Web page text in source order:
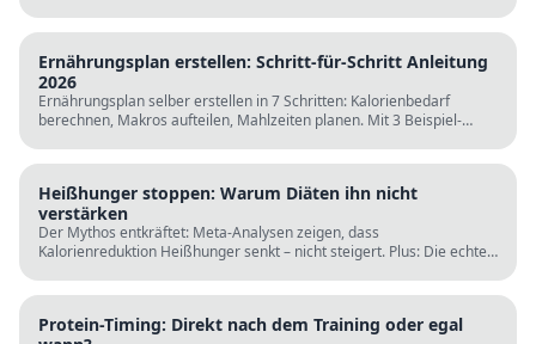
Ernährungsplan erstellen: Schritt-für-Schritt Anleitung
2026
Ernährungsplan selber erstellen in 7 Schritten: Kalorienbedarf
berechnen, Makros aufteilen, Mahlzeiten planen. Mit 3 Beispiel-
Heißhunger stoppen: Warum Diäten ihn nicht
verstärken
Der Mythos entkräftet: Meta-Analysen zeigen, dass
Kalorienreduktion Heißhunger senkt – nicht steigert. Plus: Die echten
Protein-Timing: Direkt nach dem Training oder egal